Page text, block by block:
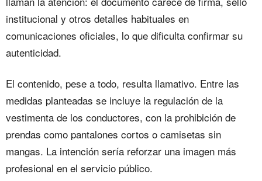
institucional y otros detalles habituales en
comunicaciones oficiales, lo que dificulta confirmar su
autenticidad.
El contenido, pese a todo, resulta llamativo. Entre las
medidas planteadas se incluye la regulación de la
vestimenta de los conductores, con la prohibición de
prendas como pantalones cortos o camisetas sin
mangas. La intención sería reforzar una imagen más
profesional en el servicio público.